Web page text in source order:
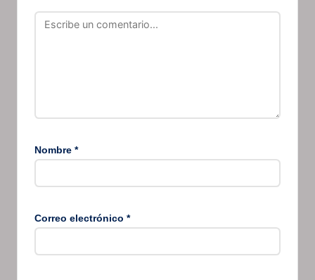
Nombre *
Correo electrónico *